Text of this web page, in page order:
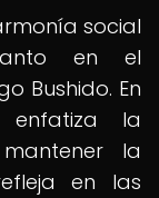
social
en el
Bushido. En
enfatiza la
la
en las